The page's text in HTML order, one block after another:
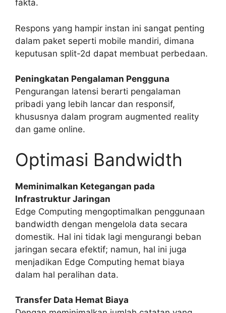
fakta.
Respons yang hampir instan ini sangat penting
dalam paket seperti mobile mandiri, dimana
keputusan split-2d dapat membuat perbedaan.
Peningkatan Pengalaman Pengguna
Pengurangan latensi berarti pengalaman
pribadi yang lebih lancar dan responsif,
khususnya dalam program augmented reality
dan game online.
Optimasi Bandwidth
Meminimalkan Ketegangan pada
Infrastruktur Jaringan
Edge Computing mengoptimalkan penggunaan
bandwidth dengan mengelola data secara
domestik. Hal ini tidak lagi mengurangi beban
jaringan secara efektif; namun, hal ini juga
menjadikan Edge Computing hemat biaya
dalam hal peralihan data.
Transfer Data Hemat Biaya